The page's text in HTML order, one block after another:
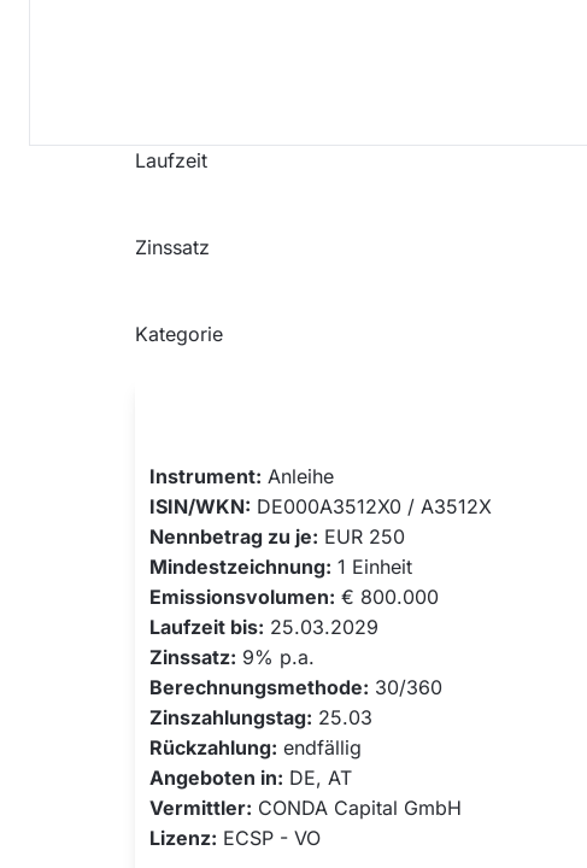
Laufzeit
Zinssatz
Kategorie
Instrument: Anleihe
ISIN/WKN: DE000A3512X0 / A3512X
Nennbetrag zu je: EUR 250
Mindestzeichnung: 1 Einheit
Emissionsvolumen: € 800.000
Laufzeit bis: 25.03.2029
Zinssatz: 9% p.a.
Berechnungsmethode: 30/360
Zinszahlungstag: 25.03
Rückzahlung: endfällig
Angeboten in: DE, AT
Vermittler: CONDA Capital GmbH
Lizenz: ECSP - VO